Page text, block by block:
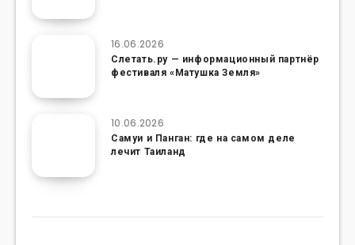
16.06.2026
Слетать.ру — информационный партнёр
фестиваля «Матушка Земля»
10.06.2026
Самуи и Панган: где на самом деле
лечит Таиланд